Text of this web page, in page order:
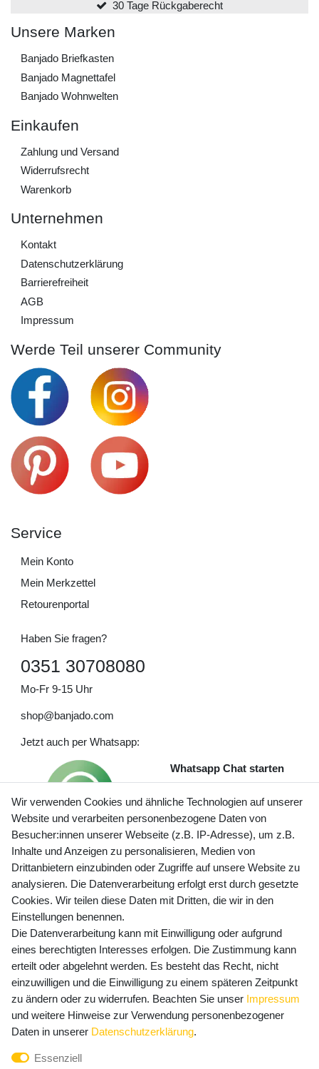
30 Tage Rückgaberecht
Unsere Marken
Banjado Briefkasten
Banjado Magnettafel
Banjado Wohnwelten
Einkaufen
Zahlung und Versand
Widerrufs­recht
Warenkorb
Unternehmen
Kontakt
Daten­schutz­erklärung
Barrierefreiheit
AGB
Impressum
Werde Teil unserer Community
Service
Mein Konto
Mein Merkzettel
Retourenportal
Haben Sie fragen?
0351 30708080
Mo-Fr 9-15 Uhr
shop@banjado.com
Jetzt auch per Whatsapp:
Whatsapp Chat starten
Preisangaben inkl. gesetzl. MwSt. und zzgl. Service- und
Versandkosten
Newsletter Anmeldung - Keine Angebote
mehr verpassen!
E-MAIL **
Newsletter
Honig
Hiermit bestätige ich, dass ich dieDaten­schutz­erklärung
widerrufen.**
Wir verwenden Cookies und ähnliche Technologien auf unserer
Website und verarbeiten personenbezogene Daten von
Besucher:innen unserer Webseite (z.B. IP-Adresse), um z.B.
Inhalte und Anzeigen zu personalisieren, Medien von
Drittanbietern einzubinden oder Zugriffe auf unsere Website zu
analysieren. Die Datenverarbeitung erfolgt erst durch gesetzte
Cookies. Wir teilen diese Daten mit Dritten, die wir in den
Einstellungen benennen.
Die Datenverarbeitung kann mit Einwilligung oder aufgrund
eines berechtigten Interesses erfolgen. Die Zustimmung kann
erteilt oder abgelehnt werden. Es besteht das Recht, nicht
einzuwilligen und die Einwilligung zu einem späteren Zeitpunkt
zu ändern oder zu widerrufen. Beachten Sie unser Impressum
und weitere Hinweise zur Verwendung personenbezogener
Daten in unserer Daten­schutz­erklärung.
Essenziell